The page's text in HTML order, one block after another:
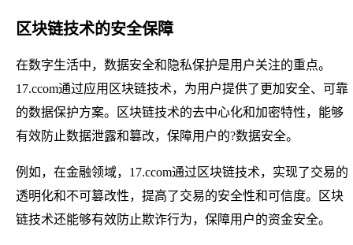
区块链技术的安全保障
在数字生活中，数据安全和隐私保护是用户关注的重点。
17.ccom通过应用区块链技术，为用户提供了更加安全、可靠
的数据保护方案。区块链技术的去中心化和加密特性，能够
有效防止数据泄露和篡改，保障用户的?数据安全。
例如，在金融领域，17.ccom通过区块链技术，实现了交易的
透明化和不可篡改性，提高了交易的安全性和可信度。区块
链技术还能够有效防止欺诈行为，保障用户的资金安全。